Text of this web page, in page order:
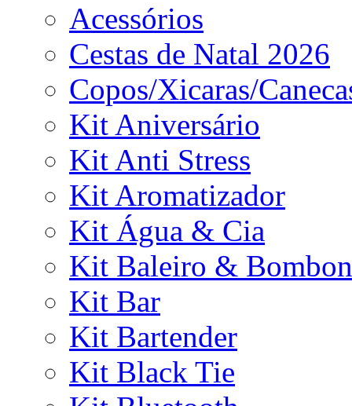
Acessórios
Cestas de Natal 2026
Copos/Xicaras/
Kit Aniversário
Kit Anti Stress
Kit Aromatizador
Kit Água & Cia
Kit Baleiro &
Kit Bar
Kit Bartender
Kit Black Tie